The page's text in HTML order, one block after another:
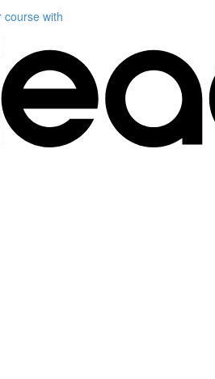
coursewith